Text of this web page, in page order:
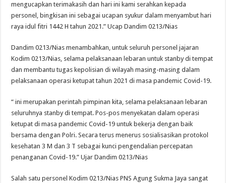
mengucapkan terimakasih dan hari ini kami serahkan kepada
personel, bingkisan ini sebagai ucapan syukur dalam menyambut hari
raya idul fitri 1442 H tahun 2021.” Ucap Dandim 0213/Nias
Dandim 0213/Nias menambahkan, untuk seluruh personel jajaran
Kodim 0213/Nias, selama pelaksanaan lebaran untuk stanby di tempat
dan membantu tugas kepolisian di wilayah masing-masing dalam
pelaksanaan operasi ketupat tahun 2021 di masa pandemic Covid-19.
“ ini merupakan perintah pimpinan kita, selama pelaksanaan lebaran
seluruhnya stanby di tempat. Pos-pos menyekatan dalam operasi
ketupat di masa pandemic Covid-19 untuk bekerja dengan baik
bersama dengan Polri. Secara terus menerus sosialisasikan protokol
kesehatan 3 M dan 3 T sebagai kunci pengendalian percepatan
penanganan Covid-19.” Ujar Dandim 0213/Nias
Salah satu personel Kodim 0213/Nias PNS Agung Sukma Jaya sangat